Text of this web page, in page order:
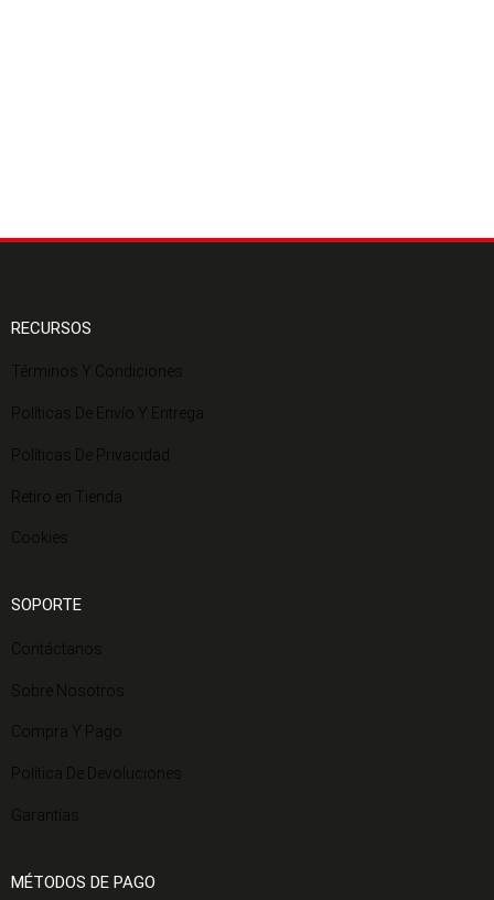
RECURSOS
Términos Y Condiciones
Políticas De Envío Y Entrega
Políticas De Privacidad
Retiro en Tienda
Cookies
SOPORTE
Contáctanos
Sobre Nosotros
Compra Y Pago
Política De Devoluciones
Garantías
MÉTODOS DE PAGO